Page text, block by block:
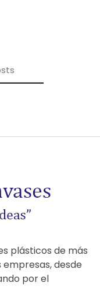
plásticos de más
desde
por el